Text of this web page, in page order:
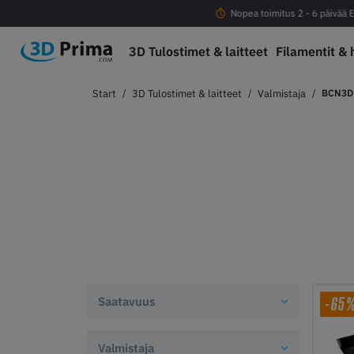
Nopea toimitus 2 - 6 päivää
3D Tulostimet & laitteet Filamentit &
3D Tulostimet & laitteet Valmistaja BCN3D
Saatavuus
Valmistaja
-